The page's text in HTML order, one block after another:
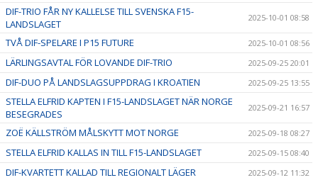
DIF-TRIO FÅR NY KALLELSE TILL SVENSKA F15-
LANDSLAGET
2025-10-01 08:58
TVÅ DIF-SPELARE I P15 FUTURE 2025-10-01 08:56
LÄRLINGSAVTAL FÖR LOVANDE DIF-TRIO 2025-09-25 20:01
DIF-DUO PÅ LANDSLAGSUPPDRAG I KROATIEN 2025-09-25 13:55
STELLA ELFRID KAPTEN I F15-LANDSLAGET NÄR NORGE
BESEGRADES
2025-09-21 16:57
ZOË KÄLLSTRÖM MÅLSKYTT MOT NORGE 2025-09-18 08:27
STELLA ELFRID KALLAS IN TILL F15-LANDSLAGET 2025-09-15 08:40
DIF-KVARTETT KALLAD TILL REGIONALT LÄGER 2025-09-12 11:32